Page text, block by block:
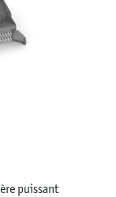
puissant